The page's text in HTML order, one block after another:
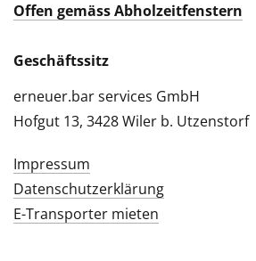
Offen gemäss Abholzeitfenstern
Geschäftssitz
erneuer.bar services GmbH
Hofgut 13, 3428 Wiler b. Utzenstorf
Impressum
Datenschutzerklärung
E-Transporter mieten